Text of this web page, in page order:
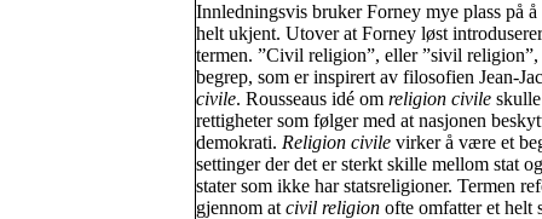
Innledningsvis bruker Forney mye plass på
helt ukjent. Utover at Forney løst
termen. ”Civil religion”, eller ”sivil
begrep, som er inspirert av filosofien Jean-
civile. Rousseaus idé om religion civile
rettigheter som følger med at nasjonen
demokrati. Religion civile virker å være et
settinger der det er sterkt skille mellom stat
stater som ikke har statsreligioner. Termen
gjennom at civil religion ofte omfatter et helt